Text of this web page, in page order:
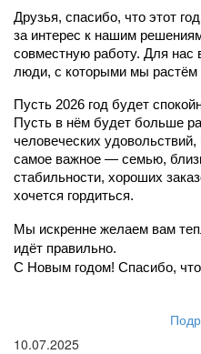
Друзья, спасибо, что этот
за интерес к нашим
совместную работу. Для
люди, с которыми мы растём
Пусть 2026 год будет
Пусть в нём будет больше
человеческих
самое важное — семью,
стабильности, хороших
хочется гордиться.
Мы искренне желаем вам
идёт правильно.
С Новым годом! Спасибо,
10.07.2025